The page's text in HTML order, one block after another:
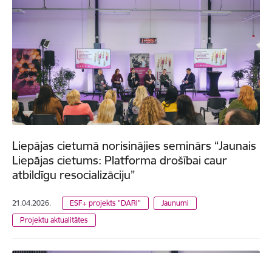
Liepājas cietumā norisinājies seminārs “Jaunais
Liepājas cietums: Platforma drošībai caur
atbildīgu resocializāciju”
21.04.2026. ESF+ projekts "DARI"
Jaunumi
Projektu aktualitātes